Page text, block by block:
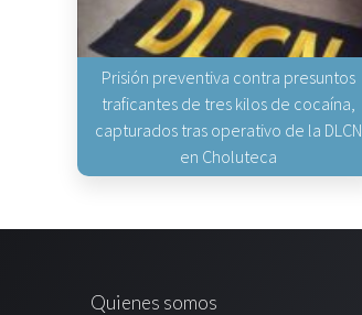
Prisión preventiva contra presuntos
traficantes de tres kilos de cocaína,
capturados tras operativo de la DLCN
en Choluteca
Quienes somos